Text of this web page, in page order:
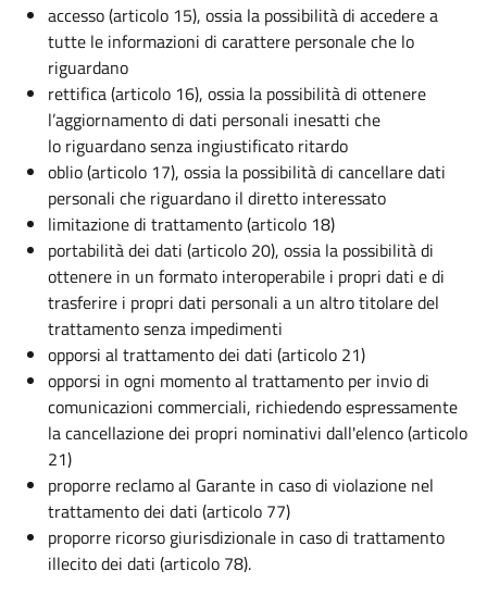
accesso (articolo 15), ossia la possibilità di accedere a
tutte le informazioni di carattere personale che lo
riguardano
rettifica (articolo 16), ossia la possibilità di ottenere
l’aggiornamento di dati personali inesatti che
lo riguardano senza ingiustificato ritardo
oblio (articolo 17), ossia la possibilità di cancellare dati
personali che riguardano il diretto interessato
limitazione di trattamento (articolo 18)
portabilità dei dati (articolo 20), ossia la possibilità di
ottenere in un formato interoperabile i propri dati e di
trasferire i propri dati personali a un altro titolare del
trattamento senza impedimenti
opporsi al trattamento dei dati (articolo 21)
opporsi in ogni momento al trattamento per invio di
comunicazioni commerciali, richiedendo espressamente
la cancellazione dei propri nominativi dall'elenco (articolo
21)
proporre reclamo al Garante in caso di violazione nel
trattamento dei dati (articolo 77)
proporre ricorso giurisdizionale in caso di trattamento
illecito dei dati (articolo 78).